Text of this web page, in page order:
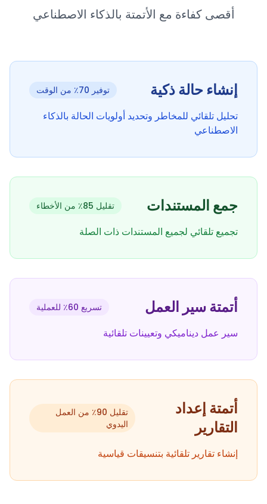
أقصى كفاءة مع الأتمتة بالذكاء الاصطناعي
إنشاء حالة ذكية توفير 70٪ من الوقت
تحليل تلقائي للمخاطر وتحديد أولويات الحالة بالذكاء
الاصطناعي
جمع المستندات تقليل 85٪ من الأخطاء
تجميع تلقائي لجميع المستندات ذات الصلة
أتمتة سير العمل تسريع 60٪ للعملية
سير عمل ديناميكي وتعيينات تلقائية
أتمتة إعداد
التقارير
تقليل 90٪ من العمل
اليدوي
إنشاء تقارير تلقائية بتنسيقات قياسية